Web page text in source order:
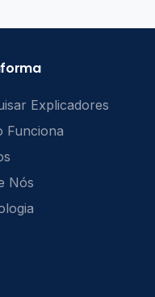
Explicadores
Funciona
Nós